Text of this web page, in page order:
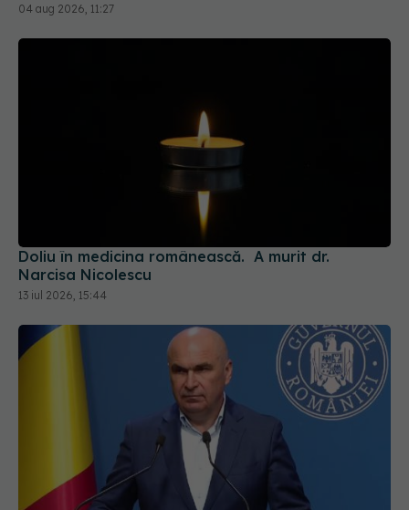
04 aug 2026, 11:27
Doliu în medicina românească. A murit dr.
Narcisa Nicolescu
13 iul 2026, 15:44